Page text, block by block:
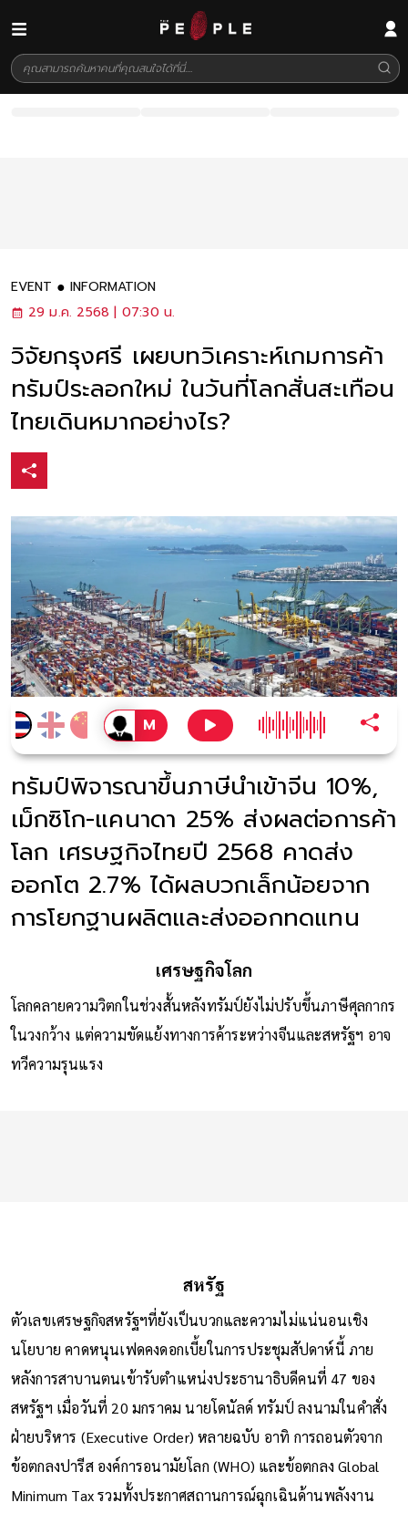
EVENT
INFORMATION
29 ม.ค. 2568 | 07:30 น.
วิจัยกรุงศรี เผยบทวิเคราะห์เกมการค้า
ทรัมป์ระลอกใหม่ ในวันที่โลกสั่นสะเทือน
ไทยเดินหมากอย่างไร?
ทรัมป์พิจารณาขึ้นภาษีนำเข้าจีน 10%,
เม็กซิโก-แคนาดา 25% ส่งผลต่อการค้า
โลก เศรษฐกิจไทยปี 2568 คาดส่ง
ออกโต 2.7% ได้ผลบวกเล็กน้อยจาก
การโยกฐานผลิตและส่งออกทดแทน
เศรษฐกิจโลก
โลกคลายความวิตกในช่วงสั้นหลังทรัมป์ยังไม่ปรับขึ้นภาษีศุลกากร
ในวงกว้าง แต่ความขัดแย้งทางการค้าระหว่างจีนและสหรัฐฯ อาจ
ทวีความรุนแรง
สหรัฐ
ตัวเลขเศรษฐกิจสหรัฐฯที่ยังเป็นบวกและความไม่แน่นอนเชิง
นโยบาย คาดหนุนเฟดคงดอกเบี้ยในการประชุมสัปดาห์นี้ ภาย
หลังการสาบานตนเข้ารับตำแหน่งประธานาธิบดีคนที่ 47 ของ
สหรัฐฯ เมื่อวันที่ 20 มกราคม นายโดนัลด์ ทรัมป์ ลงนามในคำสั่ง
ฝ่ายบริหาร (Executive Order) หลายฉบับ อาทิ การถอนตัวจาก
ข้อตกลงปารีส องค์การอนามัยโลก (WHO) และข้อตกลง Global
Minimum Tax รวมทั้งประกาศสถานการณ์ฉุกเฉินด้านพลังงาน